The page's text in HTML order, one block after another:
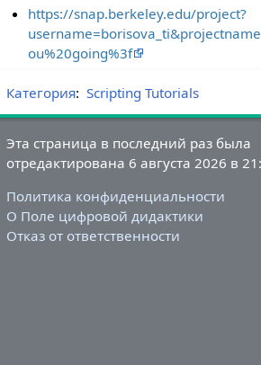
https://snap.berkeley.edu/project?
ou%20going%3f
Категория: Scripting Tutorials
Эта страница в последний раз была
отредактирована 6 августа 2026 в
Политика конфиденциальности
О Поле цифровой дидактики
Отказ от ответственности